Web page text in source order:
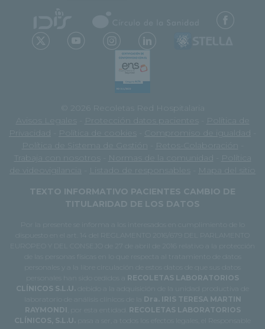
© 2026 Recoletas Red Hospitalaria
Avisos Legales
Protección datos pacientes
Política de
Privacidad
Política de cookies Compromiso de igualdad
Política de Sistema de Gestión
Retos-Colaboración
Trabaja con nosotros
Normas de la comunidad
Política
de videovigilancia
Listado de responsables
Mapa del sitio
TEXTO INFORMATIVO PACIENTES CAMBIO DE
TITULARIDAD DE LOS DATOS
Por la presente se informa a los interesados en cumplimiento de lo
dispuesto en el art. 14 del REGLAMENTO 2016/679 DEL PARLAMENTO
EUROPEO Y DEL CONSEJO de 27 de abril de 2016 relativo a la protección
de las personas físicas en lo que respecta al tratamiento de datos
personales y a la libre circulación de estos datos de que sus datos
RECOLETAS LABORATORIOS
CLÍNICOS S.L.U.
debido a la adquisición de la unidad productiva de
laboratorio de análisis clínicos de la Dra. IRIS TERESA MARTIN
RAYMONDI , por esta entidad. RECOLETAS LABORATORIOS
CLÍNICOS, S.L.U.
pasa a ser, a todos los efectos legales, el Responsable